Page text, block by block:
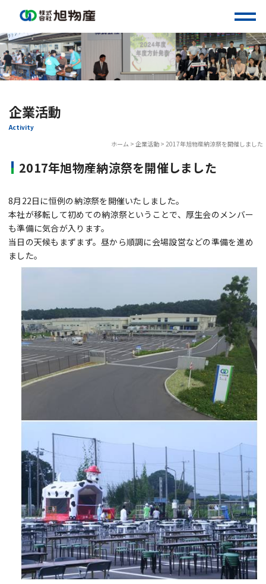
Skip
to
content
企業活動
Activity
ホーム > 企業活動 > 2017年旭物産納涼祭を開催しました
2017年旭物産納涼祭を開催しました
8月22日に恒例の納涼祭を開催いたしました。
本社が移転して初めての納涼祭ということで、厚生会のメンバー
も準備に気合が入ります。
当日の天候もまずまず。昼から順調に会場設営などの準備を進め
ました。